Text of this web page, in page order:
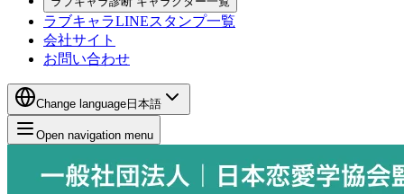
ラブキャラLINEスタンプ一覧
会社サイト
お問い合わせ
Change language 日本語
Open navigation menu